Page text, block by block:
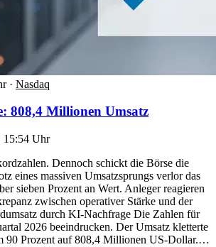
· Nasdaq
808,4 Millionen Umsatz
15:54 Uhr
Dennoch schickt die Börse die
eines massiven Umsatzsprungs verlor das
sieben Prozent an Wert. Anleger reagieren
zwischen operativer Stärke und der
durch KI-Nachfrage Die Zahlen für
2026 beeindrucken. Der Umsatz kletterte
90 Prozent auf 808,4 Millionen US-Dollar.…